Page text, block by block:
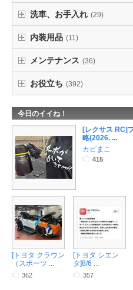
洗車、お手入れ (29)
内装用品 (11)
メンテナンス (36)
お役立ち (392)
今日のイイね！
[レクサス RC]
略(2026. ...
カピまこ
415
[トヨタ クラウン
（スポーツ ...
362
[トヨタ シエン
タ]8/6 ...
357